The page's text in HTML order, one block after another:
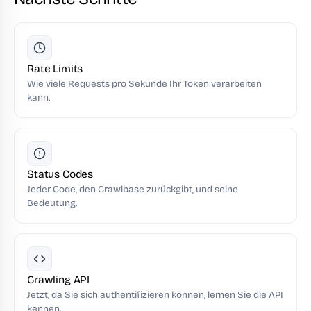
Rate Limits
Wie viele Requests pro Sekunde Ihr Token verarbeiten
kann.
Status Codes
Jeder Code, den Crawlbase zurückgibt, und seine
Bedeutung.
Crawling API
Jetzt, da Sie sich authentifizieren können, lernen Sie die API